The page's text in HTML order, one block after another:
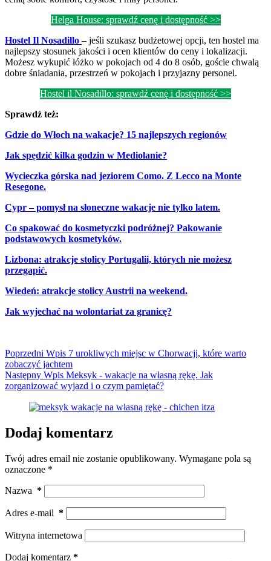
Helga House: sprawdź cenę i dostępność >>
Hostel Il Nosadillo – jeśli szukasz budżetowej opcji, ten hostel ma
najlepszy stosunek jakości i ocen klientów do ceny i lokalizacji.
Możesz wykupić łóżko w pokojach od 4 do 8 osób, goście chwalą
dobre śniadania, przestrzeń w pokojach i przyjazny personel.
Hostel il Nosadillo: sprawdź cenę i dostępność >>
Sprawdź też:
Gdzie do Włoch na wakacje? 15 najlepszych regionów
Jak spędzić kilka godzin w Mediolanie?
Wycieczka górska nad jeziorem Como. Z Lecco na Monte
Resegone.
Cypr – pomysł na słoneczne wakacje nie tylko latem.
Co spakować do kosmetyczki podróżnej? Pakowanie
podstawowych kosmetyków.
Lizbona: atrakcje stolicy Portugalii, których nie możesz
przegapić.
Wiedeń: atrakcje stolicy Austrii na weekend.
Jak wyjechać na wolontariat za granicę?
Poprzedni Wpis 7 urokliwych miejsc w Chorwacji, które warto
zobaczyć jachtem
Następny Wpis Meksyk - wakacje na własną rękę. Jak
zorganizować wyjazd i o czym pamiętać?
Dodaj komentarz
Twój adres email nie zostanie opublikowany. Wymagane pola są
oznaczone *
Nazwa *
Adres e-mail *
Witryna internetowa
Dodaj komentarz *